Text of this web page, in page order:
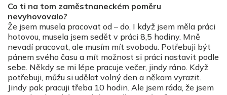
Co ti na tom zaměstnaneckém poměru
nevyhovovalo?
Že jsem musela pracovat od – do. I když jsem měla práci
hotovou, musela jsem sedět v práci 8,5 hodiny. Mně
nevadí pracovat, ale musím mít svobodu. Potřebuji být
pánem svého času a mít možnost si práci nastavit podle
sebe. Někdy se mi lépe pracuje večer, jindy ráno. Když
potřebuji, můžu si udělat volný den a někam vyrazit.
Jindy pak pracuji třeba 10 hodin. Ale jsem ráda, že jsem